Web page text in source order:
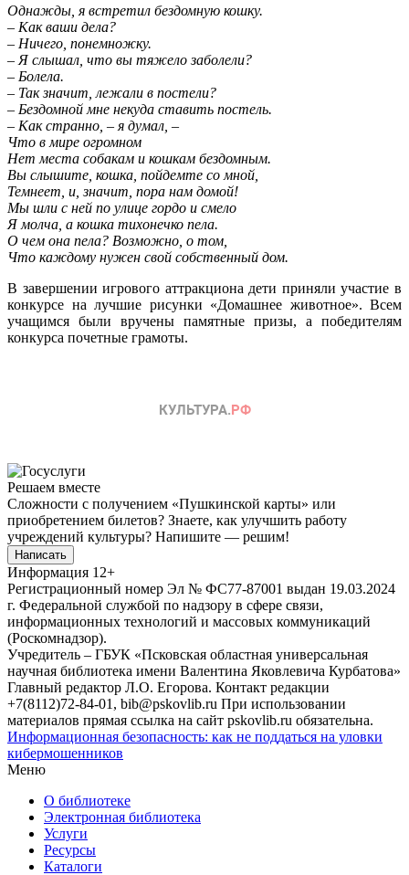
Однажды, я встретил бездомную кошку.
– Как ваши дела?
– Ничего, понемножку.
– Я слышал, что вы тяжело заболели?
– Болела.
– Так значит, лежали в постели?
– Бездомной мне некуда ставить постель.
– Как странно, – я думал, –
Что в мире огромном
Нет места собакам и кошкам бездомным.
Вы слышите, кошка, пойдемте со мной,
Темнеет, и, значит, пора нам домой!
Мы шли с ней по улице гордо и смело
Я молча, а кошка тихонечко пела.
О чем она пела? Возможно, о том,
Что каждому нужен свой собственный дом.
В завершении игрового аттракциона дети приняли участие в
конкурсе на лучшие рисунки «Домашнее животное». Всем
учащимся были вручены памятные призы, а победителям
конкурса почетные грамоты.
Решаем вместе
Сложности с получением «Пушкинской карты» или
приобретением билетов? Знаете, как улучшить работу
учреждений культуры? Напишите — решим!
Написать
Информация 12+
Регистрационный номер Эл № ФС77-87001 выдан 19.03.2024
г. Федеральной службой по надзору в сфере связи,
информационных технологий и массовых коммуникаций
(Роскомнадзор).
Учредитель – ГБУК «Псковская областная универсальная
научная библиотека имени Валентина Яковлевича Курбатова»
Главный редактор Л.О. Егорова. Контакт редакции
+7(8112)72-84-01, bib@pskovlib.ru При использовании
материалов прямая ссылка на сайт pskovlib.ru обязательна.
Информационная безопасность: как не поддаться на уловки
кибермошенников
Меню
О библиотеке
Электронная библиотека
Услуги
Ресурсы
Каталоги